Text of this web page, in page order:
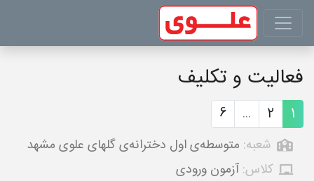
فعالیت و تکلیف
1
2
...
6
شعبه: متوسطه‌ی اول دخترانه‌ی گلهای علوی مشهد
کلاس: آزمون ورودی